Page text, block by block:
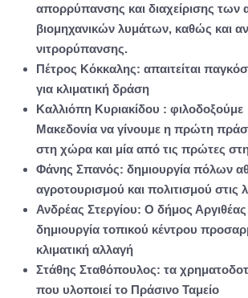
απορρύπανσης και διαχείρισης των
βιομηχανικών λυμάτων, καθώς και
νιτρορύπανσης.
Πέτρος Κόκκαλης: απαιτείται
για κλιματική δράση
Καλλιόπη Κυριακίδου : φιλοδοξούμε
Μακεδονία να γίνουμε η πρώτη
στη χώρα και μία από τις πρώτες
Φάνης Σπανός: δημιουργία πόλων
αγροτουρισμού και πολιτισμού στις
Ανδρέας Στεργίου: Ο δήμος Αργιθέας
δημιουργία τοπικού κέντρου
κλιματική αλλαγή
Στάθης Σταθόπουλος: τα
που υλοποιεί το Πράσινο Ταμείο